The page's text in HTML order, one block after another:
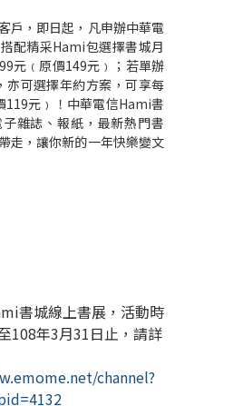
戶，即日起，凡申辦中華電
配精采Hami包選擇書城月
99元﹙原價149元﹚；若單辦
亦可選擇年約方案，可享每
119元﹚！中華電信Hami書
雜誌、報紙，最新熱門書
走，讓你新的一年快樂變文
書城線上書展，活動時
108年3月31日止，請詳
channel?